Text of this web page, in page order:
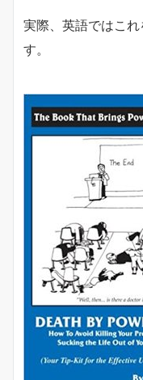
実際、英語ではこ
す。